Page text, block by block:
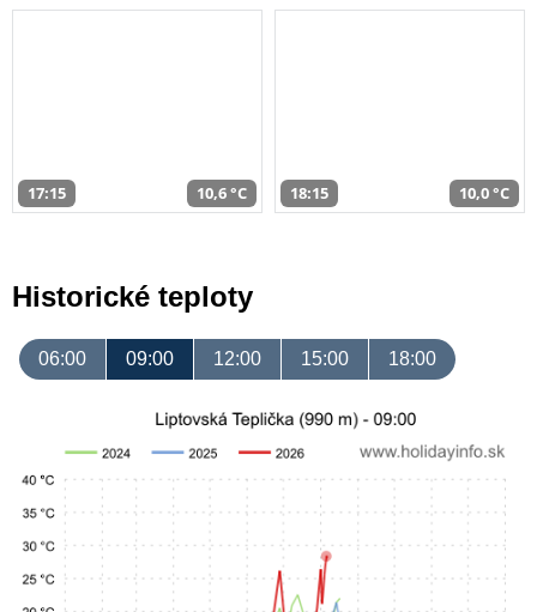
17:15 10,6 °C 18:15 10,0 °C
Historické teploty
06:00 09:00 12:00 15:00 18:00